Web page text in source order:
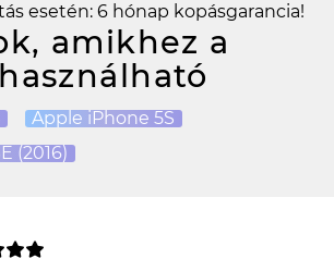
esetén: 6 hónap kopásgarancia!
amikhez a
Apple iPhone 5S
(2016)